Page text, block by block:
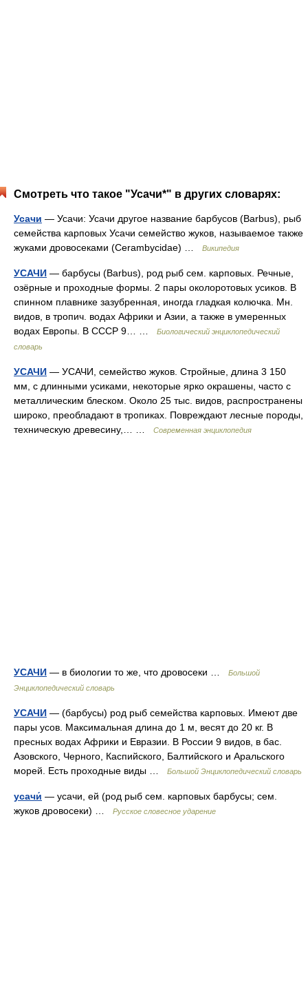
Смотреть что такое "Усачи*" в других словарях:
Усачи — Усачи: Усачи другое название барбусов (Barbus), рыб
семейства карповых Усачи семейство жуков, называемое также
жуками дровосеками (Cerambycidae) …
Википедия
УСАЧИ — барбусы (Barbus), род рыб сем. карповых. Речные,
озёрные и проходные формы. 2 пары околоротовых усиков. В
спинном плавнике зазубренная, иногда гладкая колючка. Мн.
видов, в тропич. водах Африки и Азии, а также в умеренных
водах Европы. В СССР 9… …
Биологический энциклопедический
словарь
УСАЧИ — УСАЧИ, семейство жуков. Стройные, длина 3 150
мм, с длинными усиками, некоторые ярко окрашены, часто с
металлическим блеском. Около 25 тыс. видов, распространены
широко, преобладают в тропиках. Повреждают лесные породы,
техническую древесину,… …
Современная энциклопедия
УСАЧИ — в биологии то же, что дровосеки …
Большой
Энциклопедический словарь
УСАЧИ — (барбусы) род рыб семейства карповых. Имеют две
пары усов. Максимальная длина до 1 м, весят до 20 кг. В
пресных водах Африки и Евразии. В России 9 видов, в бас.
Азовского, Черного, Каспийского, Балтийского и Аральского
морей. Есть проходные виды …
Большой Энциклопедический словарь
усачи́ — усачи, ей (род рыб сем. карповых барбусы; сем.
жуков дровосеки) …
Русское словесное ударение